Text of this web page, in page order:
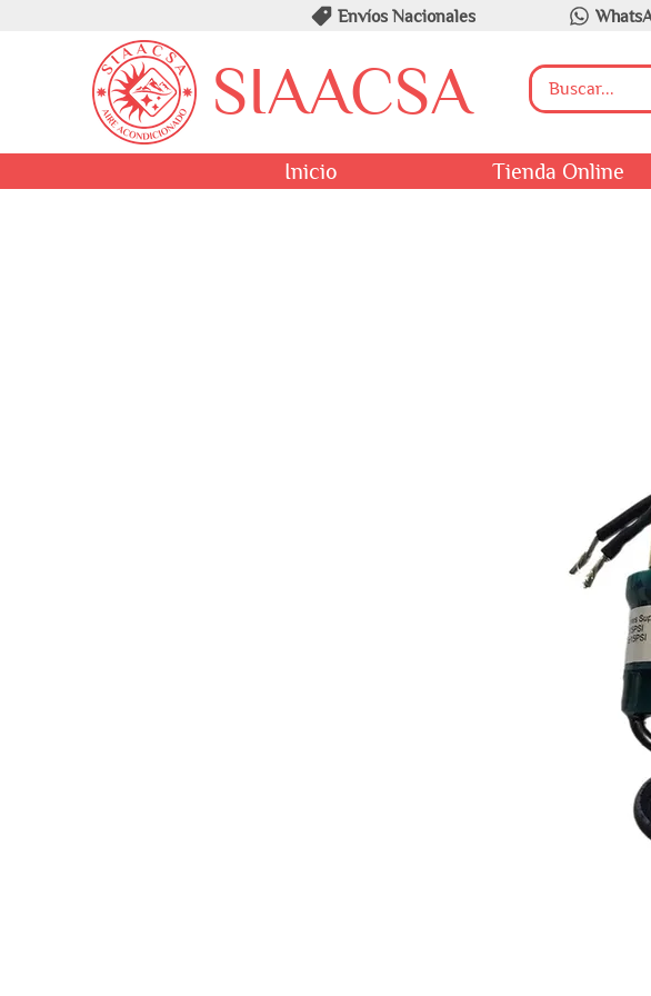
Envíos Nacionales
SIAACSA
Inicio Tienda Online